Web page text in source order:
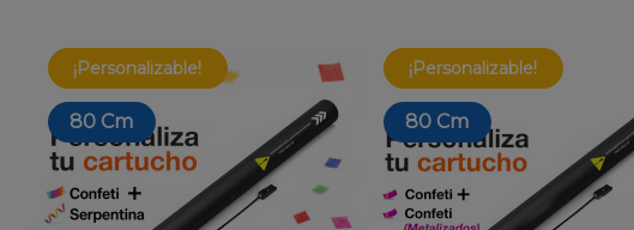
80 Cm
¡Personalizable!
80 Cm
¡Personalizable!